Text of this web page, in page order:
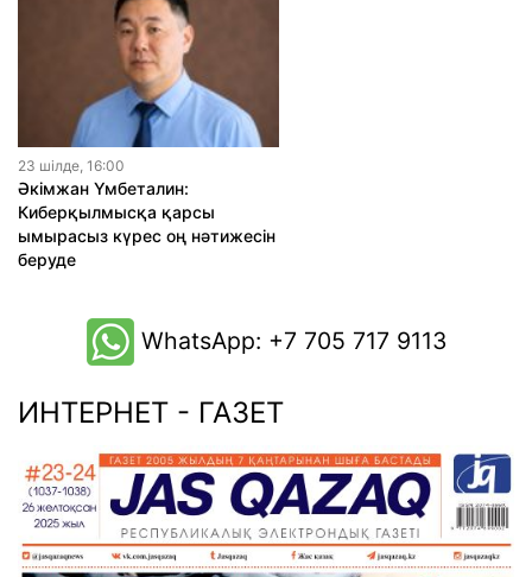
23 шiлде, 16:00
Әкімжан Үмбеталин:
Киберқылмысқа қарсы
ымырасыз күрес оң нәтижесін
беруде
WhatsApp: +7 705 717 9113
ИНТЕРНЕТ - ГАЗЕТ